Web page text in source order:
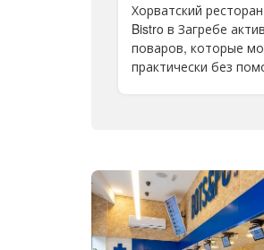
Хорватский
Bistro в Загребе
поваров, которые
практически без